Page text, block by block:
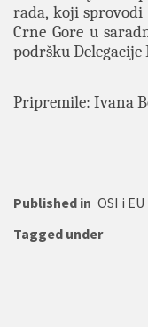
rada, koji
Crne Gore u
podršku
Pripremile: Ivana
Published in OSI i EU
Tagged under